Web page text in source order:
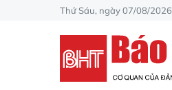
Thứ Sáu, ngày 07/08/2026